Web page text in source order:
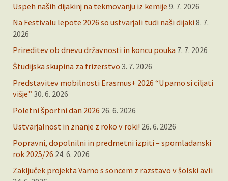
Uspeh naših dijakinj na tekmovanju iz kemije 9. 7. 2026
Na Festivalu lepote 2026 so ustvarjali tudi naši dijaki 8. 7.
2026
Prireditev ob dnevu državnosti in koncu pouka 7. 7. 2026
Študijska skupina za frizerstvo 3. 7. 2026
Predstavitev mobilnosti Erasmus+ 2026 “Upamo si ciljati
višje” 30. 6. 2026
Poletni športni dan 2026 26. 6. 2026
Ustvarjalnost in znanje z roko v roki! 26. 6. 2026
Popravni, dopolnilni in predmetni izpiti – spomladanski
rok 2025/26 24. 6. 2026
Zaključek projekta Varno s soncem z razstavo v šolski avli